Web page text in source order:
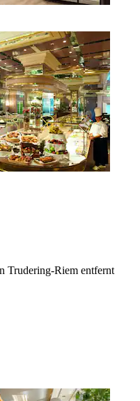
Trudering-Riem entfernt